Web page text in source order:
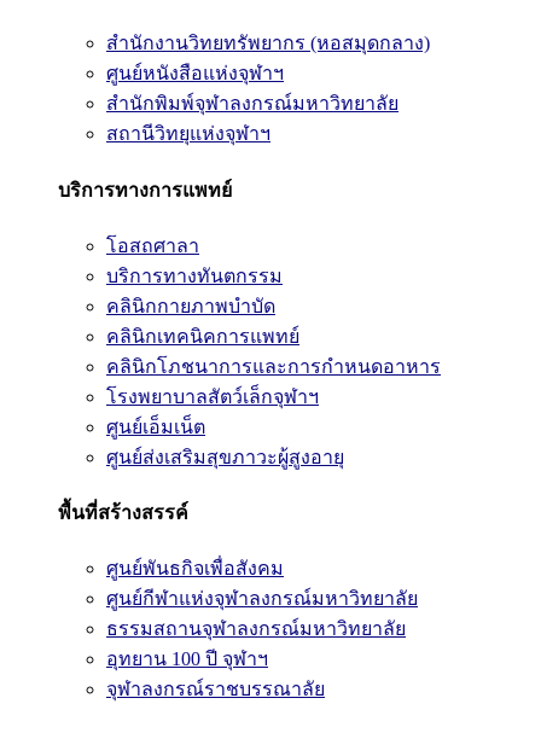
สำนักงานวิทยทรัพยากร (หอสมุดกลาง)
ศูนย์หนังสือแห่งจุฬาฯ
สำนักพิมพ์จุฬาลงกรณ์มหาวิทยาลัย
สถานีวิทยุแห่งจุฬาฯ
บริการทางการแพทย์
โอสถศาลา
บริการทางทันตกรรม
คลินิกกายภาพบำบัด
คลินิกเทคนิคการแพทย์
คลินิกโภชนาการและการกำหนดอาหาร
โรงพยาบาลสัตว์เล็กจุฬาฯ
ศูนย์เอ็มเน็ต
ศูนย์ส่งเสริมสุขภาวะผู้สูงอายุ
พื้นที่สร้างสรรค์
ศูนย์พันธกิจเพื่อสังคม
ศูนย์กีฬาแห่งจุฬาลงกรณ์มหาวิทยาลัย
ธรรมสถานจุฬาลงกรณ์มหาวิทยาลัย
อุทยาน 100 ปี จุฬาฯ
จุฬาลงกรณ์ราชบรรณาลัย